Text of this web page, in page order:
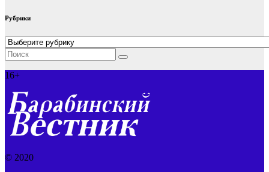
Рубрики
Рубрики
16+
© 2020